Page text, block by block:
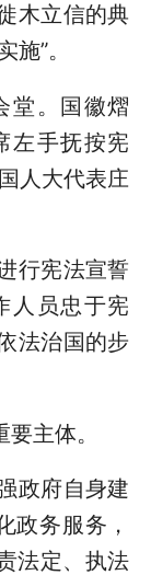
木立信的典
”。
。国徽熠
左手抚按宪
人大代表庄
行宪法宣誓
人员忠于宪
法治国的步
主体。
政府自身建
政务服务，
法定、执法